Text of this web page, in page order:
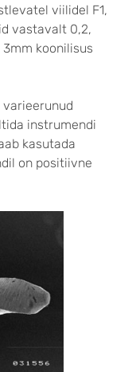
viilidel F1,
vastavalt 0,2,
koonilisus
instrumendi
kasutada
on positiivne